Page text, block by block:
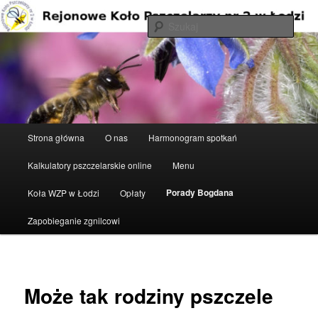
Przeskocz
do
tekstu
Rejonowe Koło Pszczelarzy nr 2 w
Łodzi
Strona główna O nas Harmonogram spotkań
Kalkulatory pszczelarskie online Menu
Koła WZP w Łodzi Opłaty Porady Bogdana
Zapobieganie zgnilcowi
Może tak rodziny pszczele